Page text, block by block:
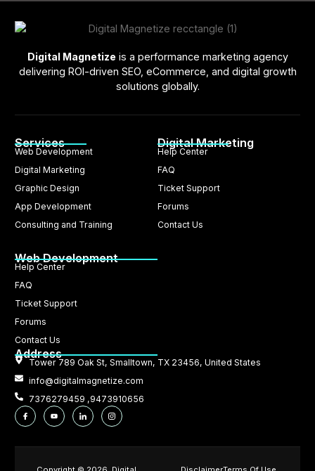
Digital Magnetize is a performance marketing agency
delivering ROI-driven SEO, eCommerce, and digital growth
solutions globally.
Services
Web Development
Digital Marketing
Graphic Design
App Development
Consulting and Training
Digital Marketing
Help Center
FAQ
Ticket Support
Forums
Contact Us
Web Development
Help Center
FAQ
Ticket Support
Forums
Contact Us
Address
Tower 789 Oak St, Smalltown, TX 23456, United States
info@digitalmagnetize.com
7376279459 ,9473910656